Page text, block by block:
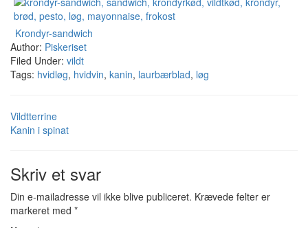
Krondyr-sandwich
Author: Piskeriset
Filed Under: vildt
Tags: hvidløg, hvidvin, kanin, laurbærblad, løg
Vildtterrine
Kanin i spinat
Skriv et svar
Din e-mailadresse vil ikke blive publiceret. Krævede felter er
markeret med *